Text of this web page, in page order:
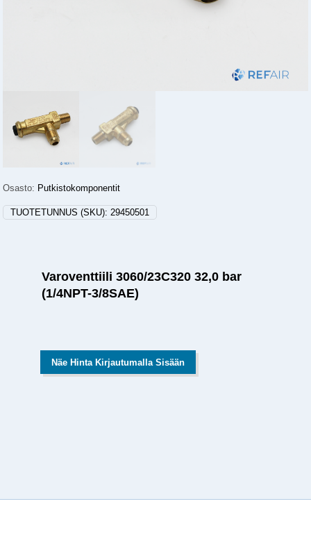
Osasto: Putkistokomponentit
TUOTETUNNUS (SKU): 29450501
Varoventtiili 3060/23C320 32,0 bar
(1/4NPT-3/8SAE)
Näe Hinta Kirjautumalla Sisään